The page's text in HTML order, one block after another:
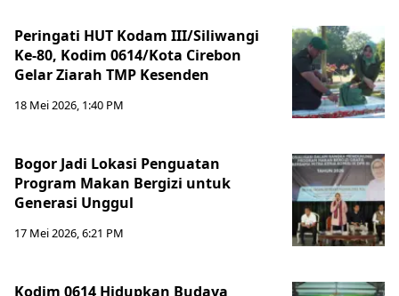
Peringati HUT Kodam III/Siliwangi
Ke-80, Kodim 0614/Kota Cirebon
Gelar Ziarah TMP Kesenden
18 Mei 2026, 1:40 PM
Bogor Jadi Lokasi Penguatan
Program Makan Bergizi untuk
Generasi Unggul
17 Mei 2026, 6:21 PM
Kodim 0614 Hidupkan Budaya